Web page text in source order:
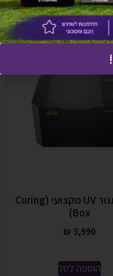
FC3 – תנור UV מקצועי (Curing
Box)
₪ 3,990
הוספה לסל